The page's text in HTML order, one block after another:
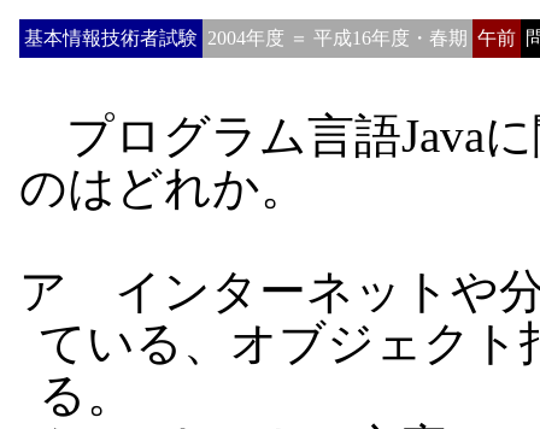
基本情報技術者試験 2004年度 ＝ 平成16年度・春期 午前
プログラム言語Java
のはどれか。
ア インターネットや
ている、オブジェクト
る。